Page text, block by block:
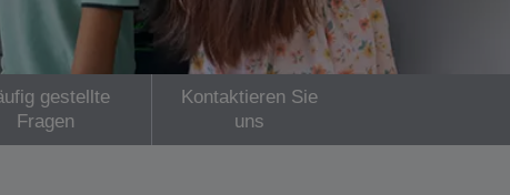
gestellte
Fragen
Kontaktieren Sie
uns